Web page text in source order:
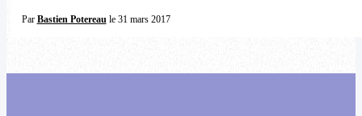
Par Bastien Potereaule 31 mars 2017